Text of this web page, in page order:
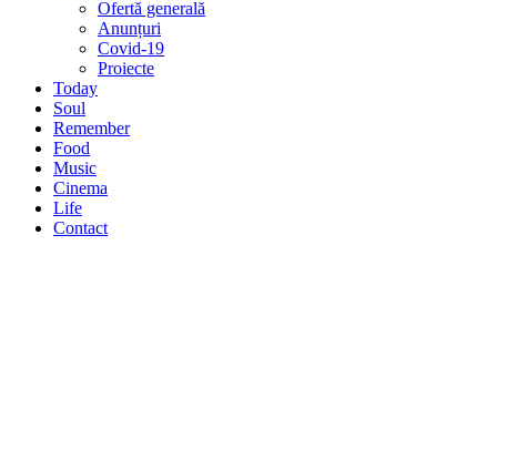
Ofertă generală
Anunțuri
Covid-19
Proiecte
Today
Soul
Remember
Food
Music
Cinema
Life
Contact